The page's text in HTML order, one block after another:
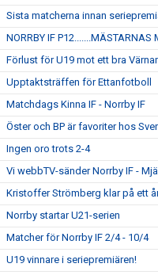
Sista matcherna innan
NORRBY IF P12.......MÄSTARNAS
Förlust för U19 mot ett bra
Upptaktsträffen för Ettanfotboll
Matchdags Kinna IF - Norrby IF
Öster och BP är favoriter hos
Ingen oro trots 2-4
Vi webbTV-sänder Norrby IF -
Kristoffer Strömberg klar på ett
Norrby startar U21-serien
Matcher för Norrby IF 2/4 - 10/4
U19 vinnare i seriepremiären!